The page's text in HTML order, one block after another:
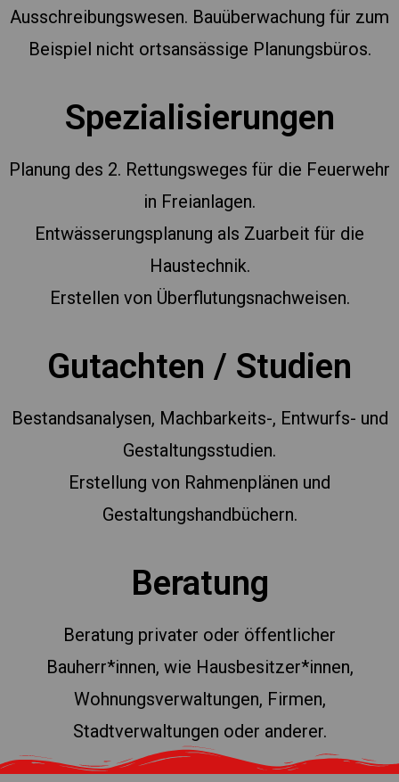
Ausschreibungswesen. Bauüberwachung für zum
Beispiel nicht ortsansässige Planungsbüros.
Spezialisierungen
Planung des 2. Rettungsweges für die Feuerwehr
in Freianlagen.
Entwässerungsplanung als Zuarbeit für die
Haustechnik.
Erstellen von Überflutungsnachweisen.
Gutachten / Studien
Bestandsanalysen, Machbarkeits-, Entwurfs- und
Gestaltungsstudien.
Erstellung von Rahmenplänen und
Gestaltungshandbüchern.
Beratung
Beratung privater oder öffentlicher
Bauherr*innen, wie Hausbesitzer*innen,
Wohnungsverwaltungen, Firmen,
Stadtverwaltungen oder anderer.